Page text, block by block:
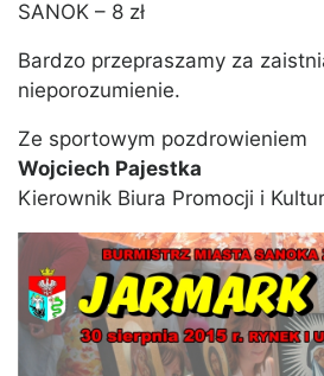
SANOK – 8 zł
Bardzo przepraszamy za
nieporozumienie.
Ze sportowym pozdrowieniem
Wojciech Pajestka
Kierownik Biura Promocji i